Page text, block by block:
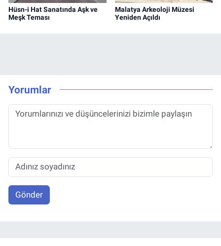
Hüsn-i Hat Sanatında Aşk ve
Meşk Teması
Malatya Arkeoloji Müzesi
Yeniden Açıldı
Yorumlar
Gönder